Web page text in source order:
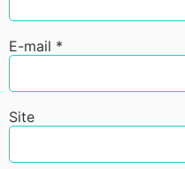
E-mail *
Site